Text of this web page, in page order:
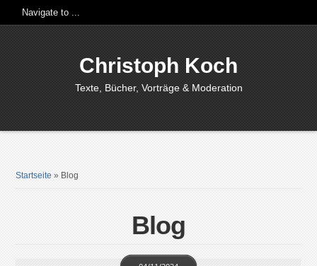
Christoph Koch
Texte, Bücher, Vorträge & Moderation
Startseite » Blog
Blog